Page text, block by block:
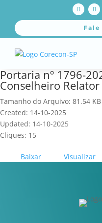
Fale
Portaria nº 1796-
Conselheiro
Tamanho do Arquivo: 81.54 KB
Created: 14-10-2025
Updated: 14-10-2025
Cliques: 15
Baixar Visualizar